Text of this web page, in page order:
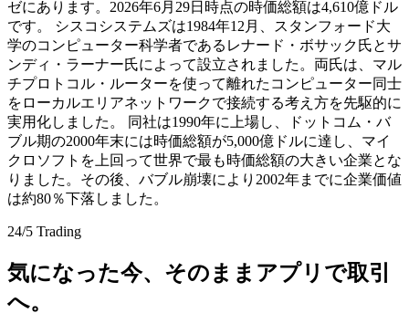
ゼにあります。2026年6月29日時点の時価総額は4,610億ドル
です。 シスコシステムズは1984年12月、スタンフォード大
学のコンピューター科学者であるレナード・ボサック氏とサ
ンディ・ラーナー氏によって設立されました。両氏は、マル
チプロトコル・ルーターを使って離れたコンピューター同士
をローカルエリアネットワークで接続する考え方を先駆的に
実用化しました。 同社は1990年に上場し、ドットコム・バ
ブル期の2000年末には時価総額が5,000億ドルに達し、マイ
クロソフトを上回って世界で最も時価総額の大きい企業とな
りました。その後、バブル崩壊により2002年までに企業価値
は約80％下落しました。
24/5 Trading
気になった今、そのままアプリで取引
へ。